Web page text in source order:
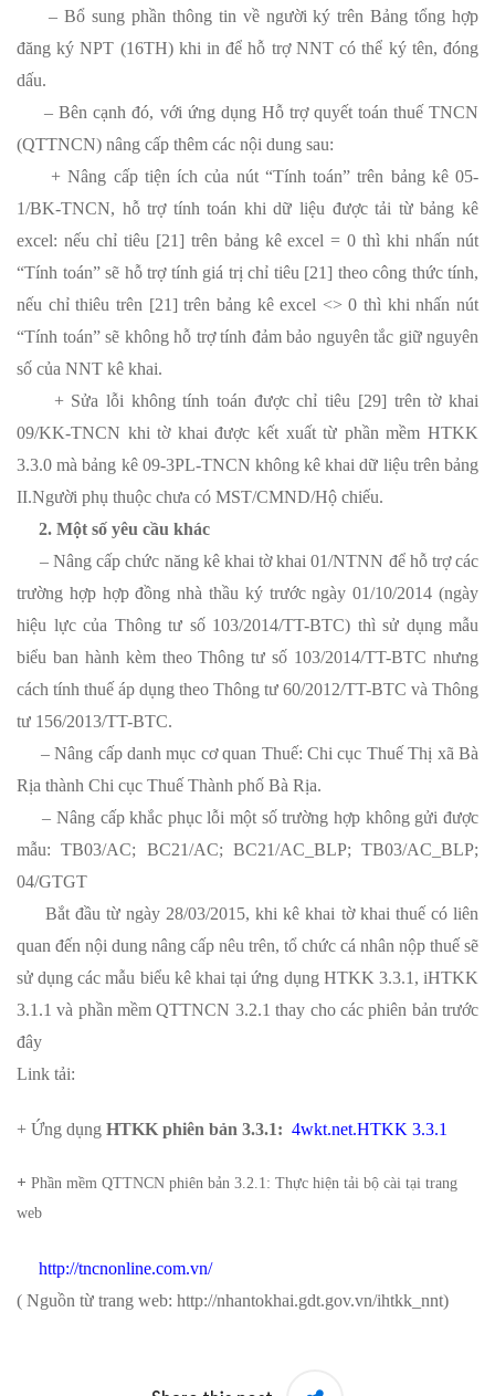
– Bổ sung phần thông tin về người ký trên Bảng tổng hợp
đăng ký NPT (16TH) khi in để hỗ trợ NNT có thể ký tên, đóng
dấu.
– Bên cạnh đó, với ứng dụng Hỗ trợ quyết toán thuế TNCN
(QTTNCN) nâng cấp thêm các nội dung sau:
+ Nâng cấp tiện ích của nút “Tính toán” trên bảng kê 05-
1/BK-TNCN, hỗ trợ tính toán khi dữ liệu được tải từ bảng kê
excel: nếu chỉ tiêu [21] trên bảng kê excel = 0 thì khi nhấn nút
“Tính toán” sẽ hỗ trợ tính giá trị chỉ tiêu [21] theo công thức tính,
nếu chỉ thiêu trên [21] trên bảng kê excel <> 0 thì khi nhấn nút
“Tính toán” sẽ không hỗ trợ tính đảm bảo nguyên tắc giữ nguyên
số của NNT kê khai.
+ Sửa lỗi không tính toán được chỉ tiêu [29] trên tờ khai
09/KK-TNCN khi tờ khai được kết xuất từ phần mềm HTKK
3.3.0 mà bảng kê 09-3PL-TNCN không kê khai dữ liệu trên bảng
II.Người phụ thuộc chưa có MST/CMND/Hộ chiếu.
2. Một số yêu cầu khác
– Nâng cấp chức năng kê khai tờ khai 01/NTNN để hỗ trợ các
trường hợp hợp đồng nhà thầu ký trước ngày 01/10/2014 (ngày
hiệu lực của Thông tư số 103/2014/TT-BTC) thì sử dụng mẫu
biểu ban hành kèm theo Thông tư số 103/2014/TT-BTC nhưng
cách tính thuế áp dụng theo Thông tư 60/2012/TT-BTC và Thông
tư 156/2013/TT-BTC.
– Nâng cấp danh mục cơ quan Thuế: Chi cục Thuế Thị xã Bà
Rịa thành Chi cục Thuế Thành phố Bà Rịa.
– Nâng cấp khắc phục lỗi một số trường hợp không gửi được
mẫu: TB03/AC; BC21/AC; BC21/AC_BLP; TB03/AC_BLP;
04/GTGT
Bắt đầu từ ngày 28/03/2015, khi kê khai tờ khai thuế có liên
quan đến nội dung nâng cấp nêu trên, tổ chức cá nhân nộp thuế sẽ
sử dụng các mẫu biểu kê khai tại ứng dụng HTKK 3.3.1, iHTKK
3.1.1 và phần mềm QTTNCN 3.2.1 thay cho các phiên bản trước
đây
Link tải:
+ Ứng dụng HTKK phiên bản 3.3.1: 4wkt.net.HTKK 3.3.1
+ Phần mềm QTTNCN phiên bản 3.2.1: Thực hiện tải bộ cài tại trang
web
http://tncnonline.com.vn/
( Nguồn từ trang web: http://nhantokhai.gdt.gov.vn/ihtkk_nnt)